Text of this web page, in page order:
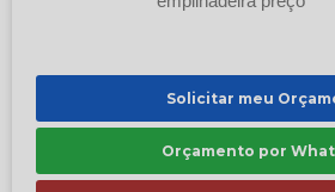
Solicitar meu
Orçamento por